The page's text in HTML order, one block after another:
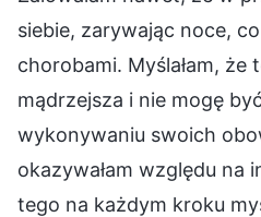
siebie, zarywając noce,
chorobami. Myślałam, że
mądrzejsza i nie mogę
wykonywaniu swoich
okazywałam względu na
tego na każdym kroku